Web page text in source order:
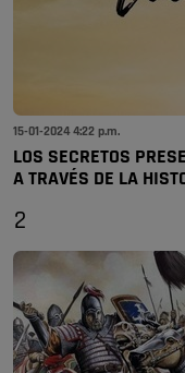
15-01-2024 4:22 p.m.
LOS SECRETOS
A TRAVÉS DE LA
2